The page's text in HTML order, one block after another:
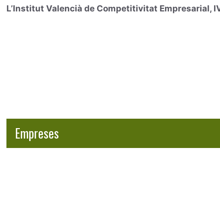
L’Institut Valencià de Competitivitat Empresarial,
Empreses